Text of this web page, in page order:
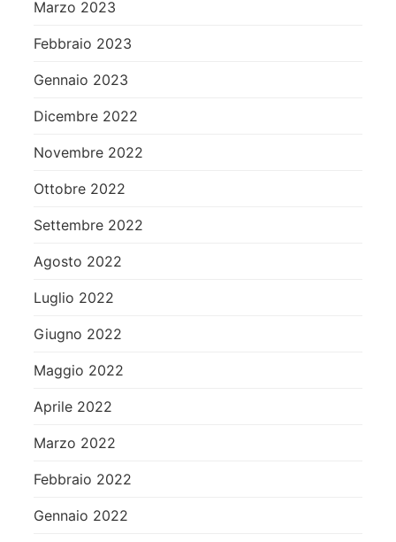
Marzo 2023
Febbraio 2023
Gennaio 2023
Dicembre 2022
Novembre 2022
Ottobre 2022
Settembre 2022
Agosto 2022
Luglio 2022
Giugno 2022
Maggio 2022
Aprile 2022
Marzo 2022
Febbraio 2022
Gennaio 2022